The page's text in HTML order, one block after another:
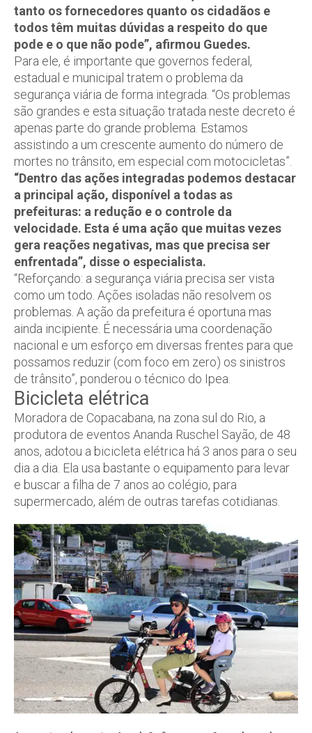
tanto os fornecedores quanto os cidadãos e
todos têm muitas dúvidas a respeito do que
pode e o que não pode”, afirmou Guedes.
Para ele, é importante que governos federal,
estadual e municipal tratem o problema da
segurança viária de forma integrada. “Os problemas
são grandes e esta situação tratada neste decreto é
apenas parte do grande problema. Estamos
assistindo a um crescente aumento do número de
mortes no trânsito, em especial com motocicletas”.
“Dentro das ações integradas podemos destacar
a principal ação, disponível a todas as
prefeituras: a redução e o controle da
velocidade. Esta é uma ação que muitas vezes
gera reações negativas, mas que precisa ser
enfrentada”, disse o especialista.
“Reforçando: a segurança viária precisa ser vista
como um todo. Ações isoladas não resolvem os
problemas. A ação da prefeitura é oportuna mas
ainda incipiente. É necessária uma coordenação
nacional e um esforço em diversas frentes para que
possamos reduzir (com foco em zero) os sinistros
de trânsito”, ponderou o técnico do Ipea.
Bicicleta elétrica
Moradora de Copacabana, na zona sul do Rio, a
produtora de eventos Ananda Ruschel Sayão, de 48
anos, adotou a bicicleta elétrica há 3 anos para o seu
dia a dia. Ela usa bastante o equipamento para levar
e buscar a filha de 7 anos ao colégio, para
supermercado, além de outras tarefas cotidianas.